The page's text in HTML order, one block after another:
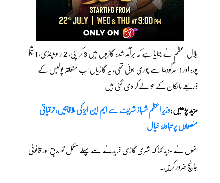
بلال اعظم نے بتایا ہے کہ برآمد شدہ گاڑیوں میں 3 کراچی، 2 راولپنڈی، 1 شیخو
پورہ اور 1 سرگودھا سے چوری ہوئی تھی، یہ گاڑیاں اب متعلقہ پولیس کے
ذریعے مالکان کے حوالے کر دی گئی ہیں۔
مزید پڑھیں:وزیرِ اعظم شہباز شریف سے ایم این ایز کی ملاقاتیں، ترقیاتی
منصوبوں پر تبادلۂ خیال
انہوں نے مزید کہا کہ شہری گاڑی خریدنے سے پہلے مکمل تصدیق اور قانونی
جانچ ضرور کریں۔